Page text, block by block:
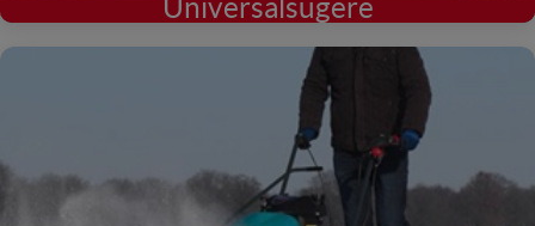
Universalsugere